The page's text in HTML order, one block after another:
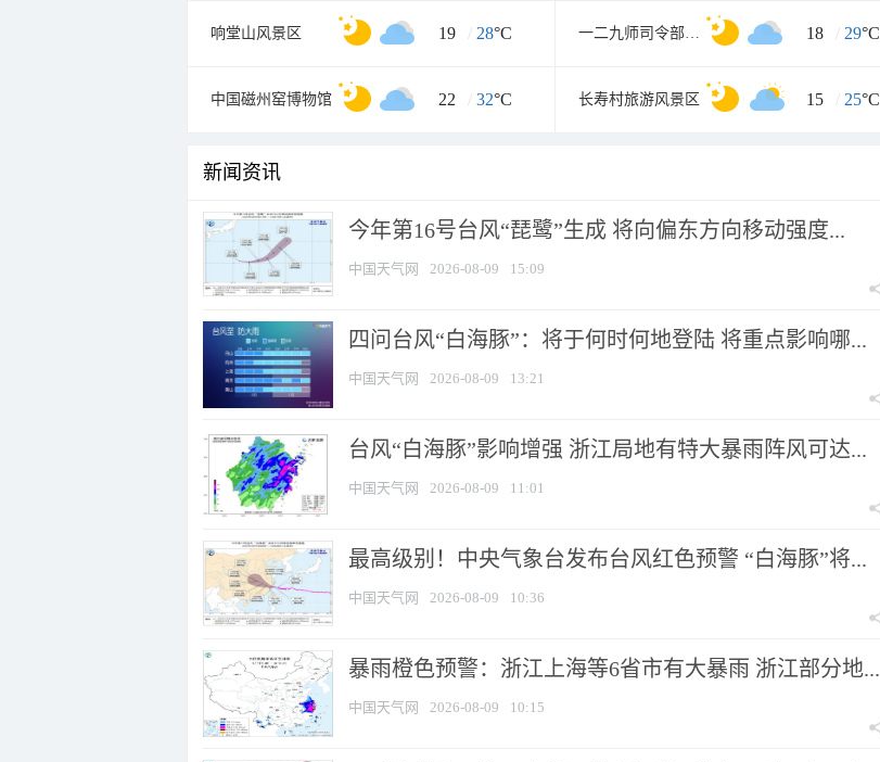
响堂山风景区 19 / 28°C 一二九师司令部旧址 18 / 29°C
中国磁州窑博物馆 22 / 32°C 长寿村旅游风景区 15 / 25°C
新闻资讯
今年第16号台风“琵鹭”生成 将向偏东方向移动强度...
中国天气网 2026-08-09 15:09
四问台风“白海豚”：将于何时何地登陆 将重点影响哪...
中国天气网 2026-08-09 13:21
台风“白海豚”影响增强 浙江局地有特大暴雨阵风可达...
中国天气网 2026-08-09 11:01
最高级别！中央气象台发布台风红色预警 “白海豚”将...
中国天气网 2026-08-09 10:36
暴雨橙色预警：浙江上海等6省市有大暴雨 浙江部分地...
中国天气网 2026-08-09 10:15